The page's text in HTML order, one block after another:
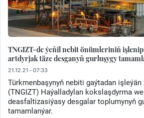
TNGIZT-de ýeňil nebit önümleriniň
artdyrjak täze desganyň gurluşygy
21.12.21 - 07:33
Türkmenbaşynyň nebiti gaýtadan
(TNGIZT) Haýalladylan kokslaşdyrma
deasfaltizasiýasy desgalar toplumynyň
tamamlanýar.